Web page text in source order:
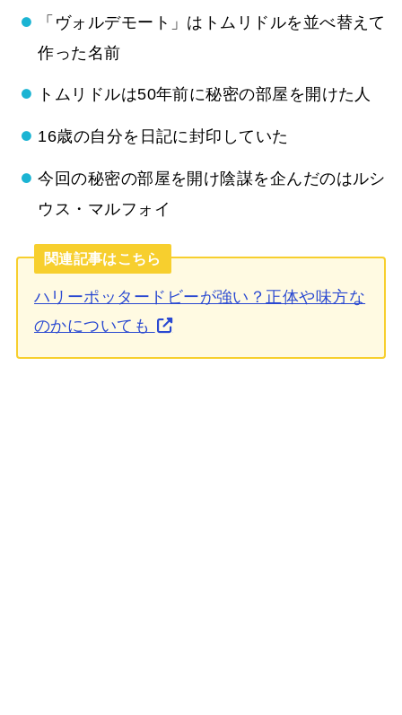
「ヴォルデモート」はトムリドルを並べ替えて
作った名前
トムリドルは50年前に秘密の部屋を開けた人
16歳の自分を日記に封印していた
今回の秘密の部屋を開け陰謀を企んだのはルシ
ウス・マルフォイ
関連記事はこちら
ハリーポッタードビーが強い？正体や味方な
のかについても